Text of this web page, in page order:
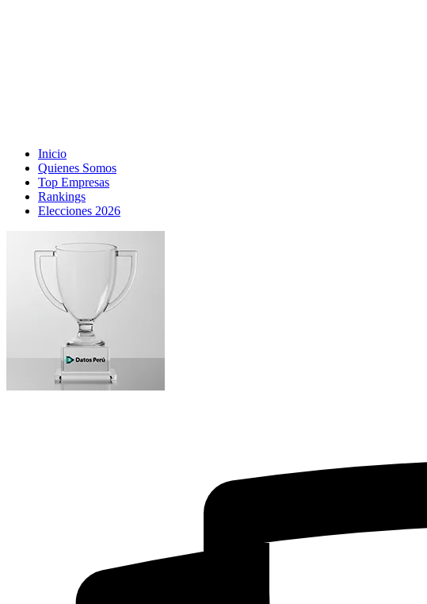
Inicio
Quienes Somos
Top Empresas
Rankings
Elecciones 2026